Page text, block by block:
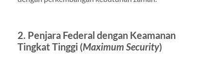
2. Penjara Federal dengan Keamanan
Tingkat Tinggi (Maximum Security)